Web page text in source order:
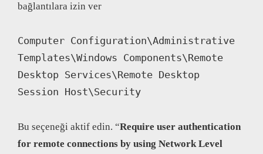
bağlantılara izin ver
Computer Configuration\Administrative
Templates\Windows Components\Remote
Desktop Services\Remote Desktop
Session Host\Security
Bu seçeneği aktif edin. “Require user authentication
for remote connections by using Network Level